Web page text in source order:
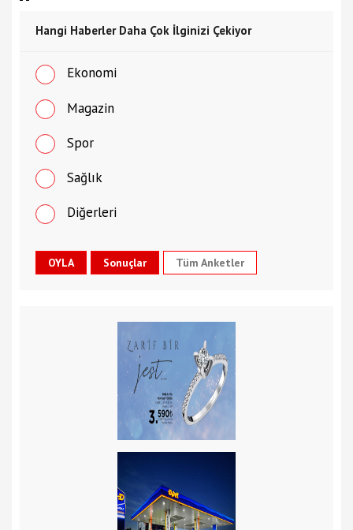
Hangi Haberler Daha Çok İlginizi Çekiyor
Ekonomi
Magazin
Spor
Sağlık
Diğerleri
Tüm Anketler